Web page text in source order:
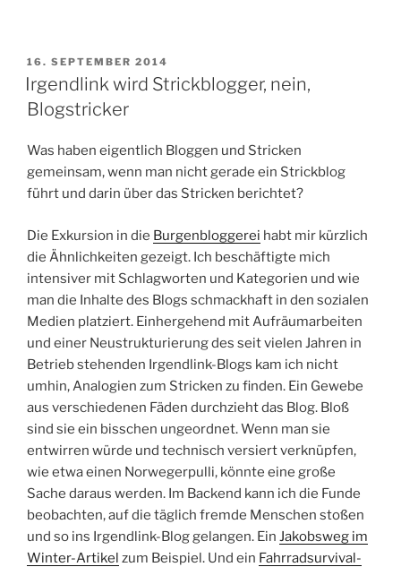
VERÖFFENTLICHT
AM
16. SEPTEMBER 2014
Irgendlink wird Strickblogger, nein,
Blogstricker
Was haben eigentlich Bloggen und Stricken
gemeinsam, wenn man nicht gerade ein Strickblog
führt und darin über das Stricken berichtet?
Die Exkursion in die Burgenbloggerei habt mir kürzlich
die Ähnlichkeiten gezeigt. Ich beschäftigte mich
intensiver mit Schlagworten und Kategorien und wie
man die Inhalte des Blogs schmackhaft in den sozialen
Medien platziert. Einhergehend mit Aufräumarbeiten
und einer Neustrukturierung des seit vielen Jahren in
Betrieb stehenden Irgendlink-Blogs kam ich nicht
umhin, Analogien zum Stricken zu finden. Ein Gewebe
aus verschiedenen Fäden durchzieht das Blog. Bloß
sind sie ein bisschen ungeordnet. Wenn man sie
entwirren würde und technisch versiert verknüpfen,
wie etwa einen Norwegerpulli, könnte eine große
Sache daraus werden. Im Backend kann ich die Funde
beobachten, auf die täglich fremde Menschen stoßen
und so ins Irgendlink-Blog gelangen. Ein Jakobsweg im
Winter-Artikel zum Beispiel. Und ein Fahrradsurvival-